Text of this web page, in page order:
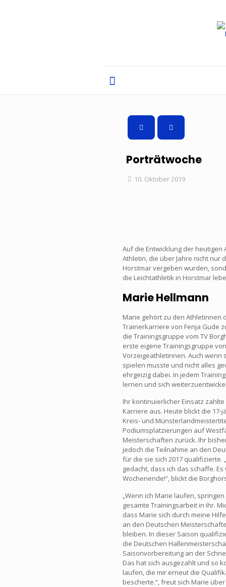
Porträtwoche
10. Oktober 2019
Auf die Entwicklung der
Athletin, die über Jahre nicht nur
Horstmar vergeben wurden,
die Leichtathletik in Horstmar
Marie Hellmann
Marie gehört zu den Athletinnen
Trainerkarriere von Fenja Gude
die Trainingsgruppe vom TV
erste eigene Trainingsgruppe
Vorzeigeathletinnen. Auch wenn
spielen musste und nicht alles
ehrgeizig dabei. In jedem
lernen und sich
Ihr kontinuierlicher Einsatz
Karriere aus. Heute blickt die
Kreis- und
Podiumsplatzierungen auf
Meisterschaften zurück. Ihr
jedoch die Teilnahme an den
für die sie sich 2017 qualifizierte.
gedacht, dass ich das schaffe.
Wochenende!“, blickt die
„Wenn ich Marie laufen,
gesamte Trainingsarbeit in ihr.
dass Marie sich durch meine
an den Deutschen
bleiben. In dieser Saison
die Deutschen
Saisonvorbereitung an der
Das hat sich ausgezahlt und so
laufen, die mir erneut die
bescherte.“, freut sich Marie